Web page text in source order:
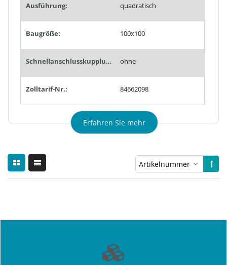
Ausführung: quadratisch
Baugröße: 100x100
Schnellanschlusskupplungen: ohne
Zolltarif-Nr.: 84662098
Erfahren Sie mehr